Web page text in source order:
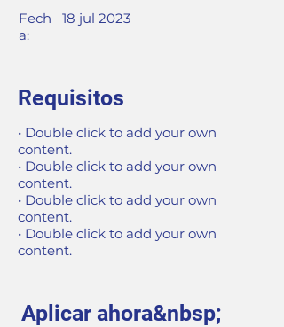
Fech
a:
18 jul 2023
Requisitos
• Double click to add your own
content.
• Double click to add your own
content.
• Double click to add your own
content.
• Double click to add your own
content.
Aplicar ahora&nbsp;